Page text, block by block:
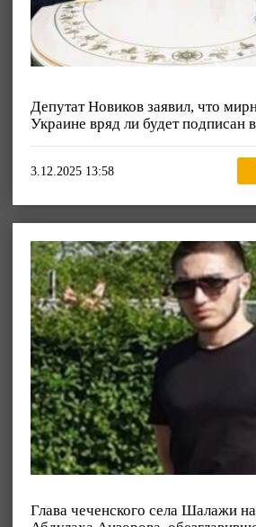
Депутат Новиков заявил, что
Украине вряд ли будет подписан
3.12.2025 13:58
Глава чеченского села Шалажи